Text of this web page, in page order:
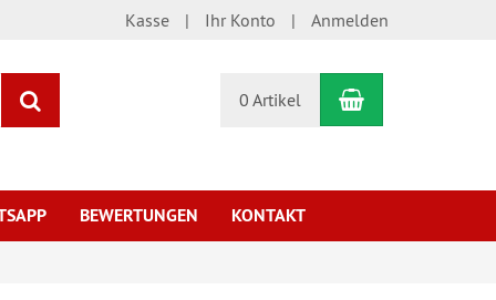
Kasse Ihr Konto Anmelden
0 Artikel Warenkorb
BEWERTUNGEN KONTAKT